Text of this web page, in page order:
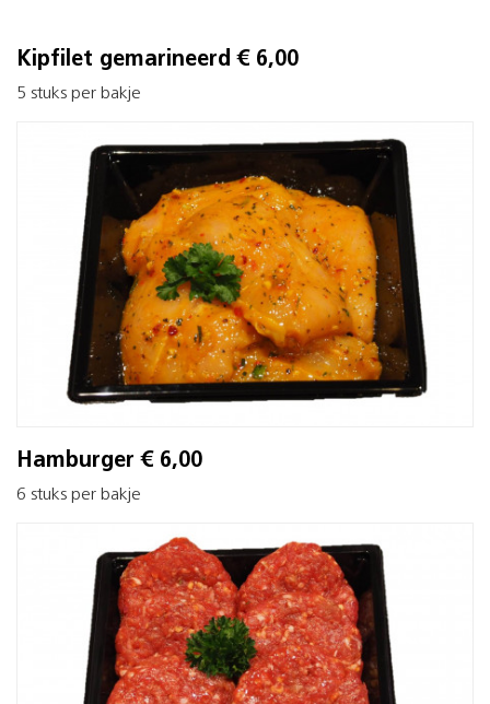
Kipfilet gemarineerd € 6,00
5 stuks per bakje
Hamburger € 6,00
6 stuks per bakje